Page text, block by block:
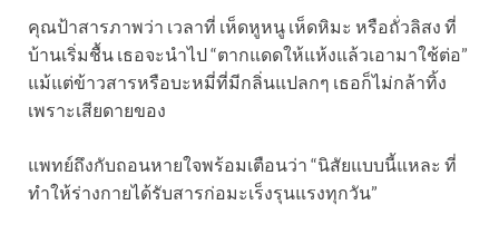
คุณป้าสารภาพว่า เวลาที่ เห็ดหูหนู เห็ดหิมะ หรือถั่วลิสง ที่
บ้านเริ่มชื้น เธอจะนำไป “ตากแดดให้แห้งแล้วเอามาใช้ต่อ”
แม้แต่ข้าวสารหรือบะหมี่ที่มีกลิ่นแปลกๆ เธอก็ไม่กล้าทิ้ง
เพราะเสียดายของ
แพทย์ถึงกับถอนหายใจพร้อมเตือนว่า “นิสัยแบบนี้แหละ ที่
ทำให้ร่างกายได้รับสารก่อมะเร็งรุนแรงทุกวัน”